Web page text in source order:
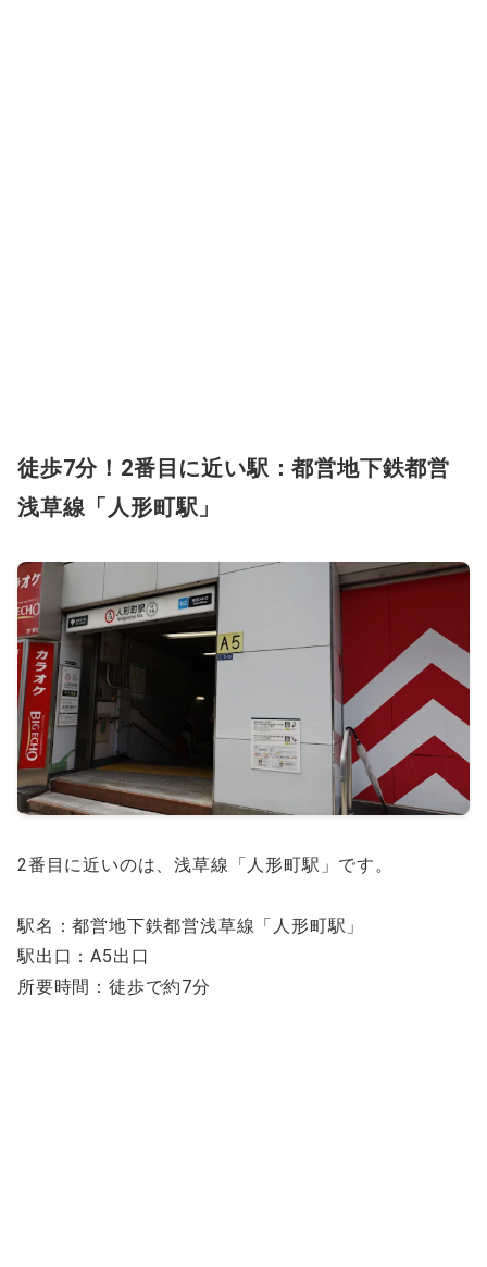
徒歩7分！2番目に近い駅：都営地下鉄都営
浅草線「人形町駅」
2番目に近いのは、浅草線「人形町駅」です。
駅名：都営地下鉄都営浅草線「人形町駅」
駅出口：A5出口
所要時間：徒歩で約7分